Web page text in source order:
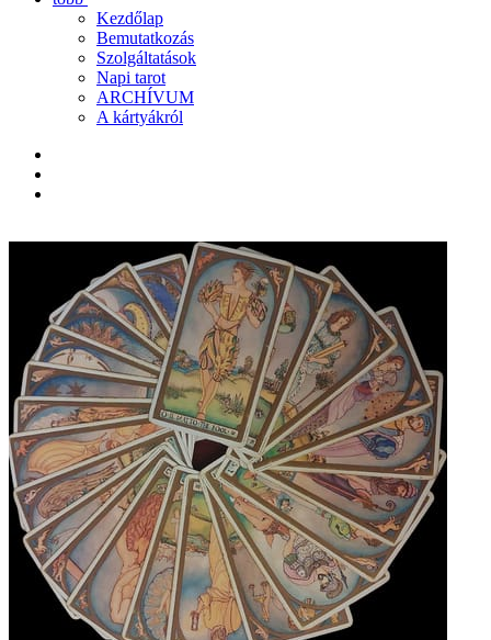
Kezdőlap
Bemutatkozás
Szolgáltatások
Napi tarot
ARCHÍVUM
A kártyákról